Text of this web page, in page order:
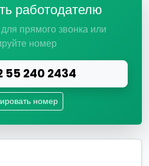
работодателю
прямого звонка или
номер
55 240 2434
номер